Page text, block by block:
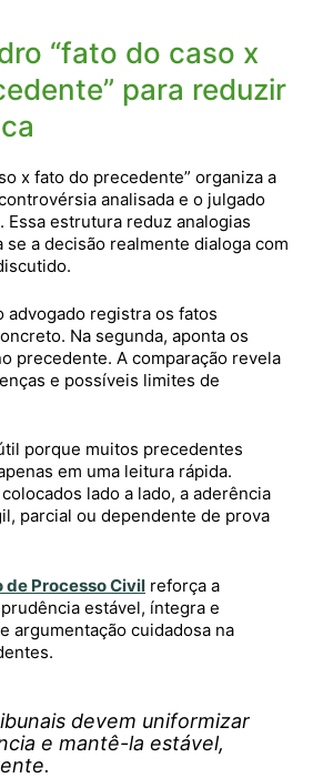
“fato do caso x
para reduzir
x fato do precedente” organiza a
analisada e o julgado
Essa estrutura reduz analogias
a decisão realmente dialoga com
advogado registra os fatos
Na segunda, aponta os
precedente. A comparação revela
e possíveis limites de
porque muitos precedentes
em uma leitura rápida.
lado a lado, a aderência
parcial ou dependente de prova
de Processo Civil reforça a
estável, íntegra e
argumentação cuidadosa na
devem uniformizar
e mantê-la estável,